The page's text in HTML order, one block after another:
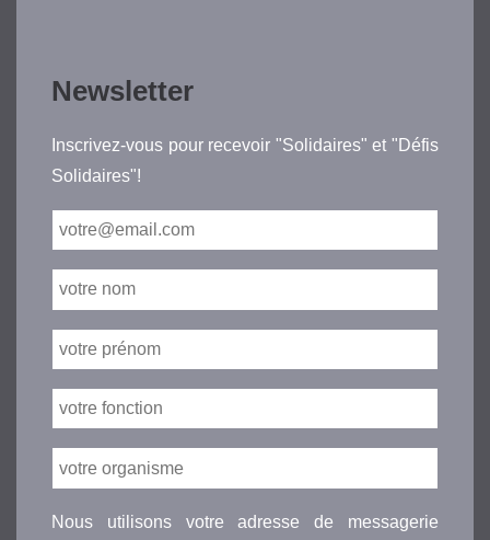
Newsletter
Inscrivez-vous pour recevoir "Solidaires" et "Défis
Solidaires"!
Nous utilisons votre adresse de messagerie